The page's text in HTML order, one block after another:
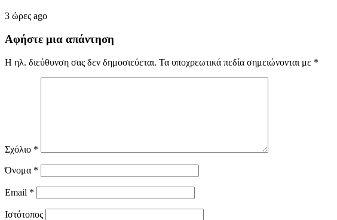
3 ώρες ago
Αφήστε μια απάντηση
Η ηλ. διεύθυνση σας δεν δημοσιεύεται. Τα υποχρεωτικά πεδία σημειώνονται με *
Σχόλιο *
Όνομα *
Email *
Ιστότοπος